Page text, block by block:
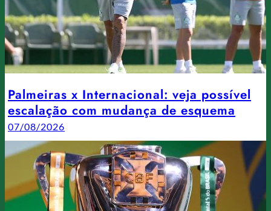
Palmeiras x Internacional: veja possível
escalação com mudança de esquema
07/08/2026